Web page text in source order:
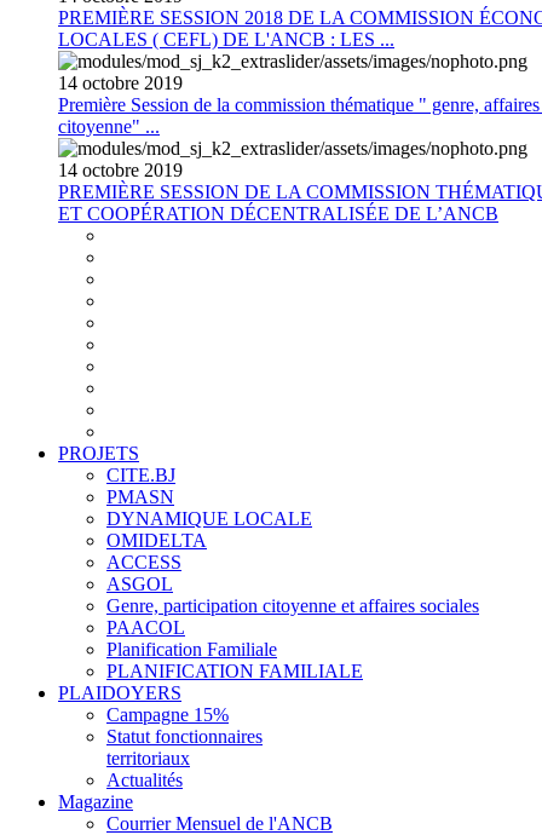
PREMIÈRE SESSION 2018 DE LA COMMISSION
LOCALES ( CEFL) DE L'ANCB : LES ...
14 octobre 2019
Première Session de la commission thématique " genre,
citoyenne" ...
14 octobre 2019
PREMIÈRE SESSION DE LA COMMISSION
ET COOPÉRATION DÉCENTRALISÉE DE L’ANCB
PROJETS
CITE.BJ
PMASN
DYNAMIQUE LOCALE
OMIDELTA
ACCESS
ASGOL
Genre, participation citoyenne et affaires sociales
PAACOL
Planification Familiale
PLANIFICATION FAMILIALE
PLAIDOYERS
Campagne 15%
Statut fonctionnaires
territoriaux
Actualités
Magazine
Courrier Mensuel de l'ANCB